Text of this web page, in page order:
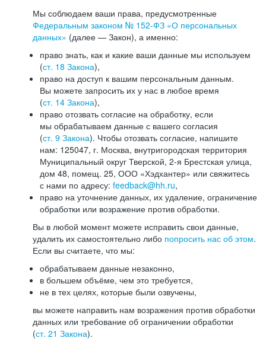
Мы соблюдаем ваши права, предусмотренные
Федеральным законом № 152-ФЗ «О персональных
данных» (далее — Закон), а именно:
право знать, как и какие ваши данные мы используем
(ст. 18 Закона),
право на доступ к вашим персональным данным.
Вы можете запросить их у нас в любое время
(ст. 14 Закона),
право отозвать согласие на обработку, если
мы обрабатываем данные с вашего согласия
(ст. 9 Закона). Чтобы отозвать согласие, напишите
нам: 125047, г. Москва, внутригородская территория
Муниципальный округ Тверской, 2-я Брестская улица,
дом 48, помещ. 25, ООО «Хэдхантер» или свяжитесь
с нами по адресу: feedback@hh.ru,
право на уточнение данных, их удаление, ограничение
обработки или возражение против обработки.
Вы в любой момент можете исправить свои данные,
удалить их самостоятельно либо попросить нас об этом.
Если вы считаете, что мы:
обрабатываем данные незаконно,
в большем объёме, чем это требуется,
не в тех целях, которые были озвучены,
вы можете направить нам возражения против обработки
данных или требование об ограничении обработки
(ст. 21 Закона).